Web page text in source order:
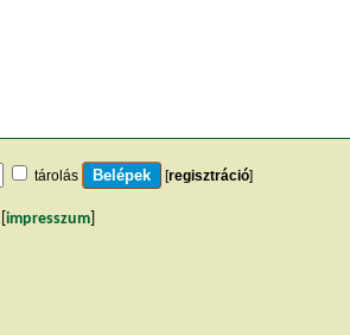
tárolás [regisztráció]
impresszum